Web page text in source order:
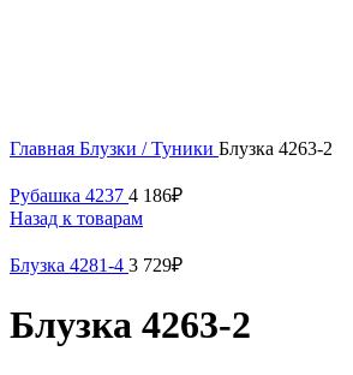
Главная Блузки / Туники Блузка 4263-2
Рубашка 4237 4 186₽
Назад к товарам
Блузка 4281-4 3 729₽
Блузка 4263-2